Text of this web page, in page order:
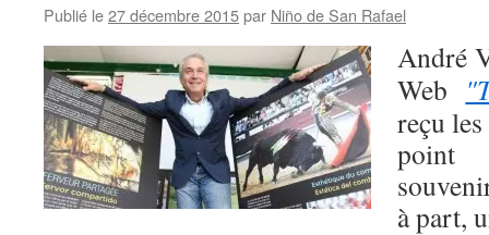
Publié le27 décembre 2015par Niño de San Rafael
André
Web
reçu
point
à part,